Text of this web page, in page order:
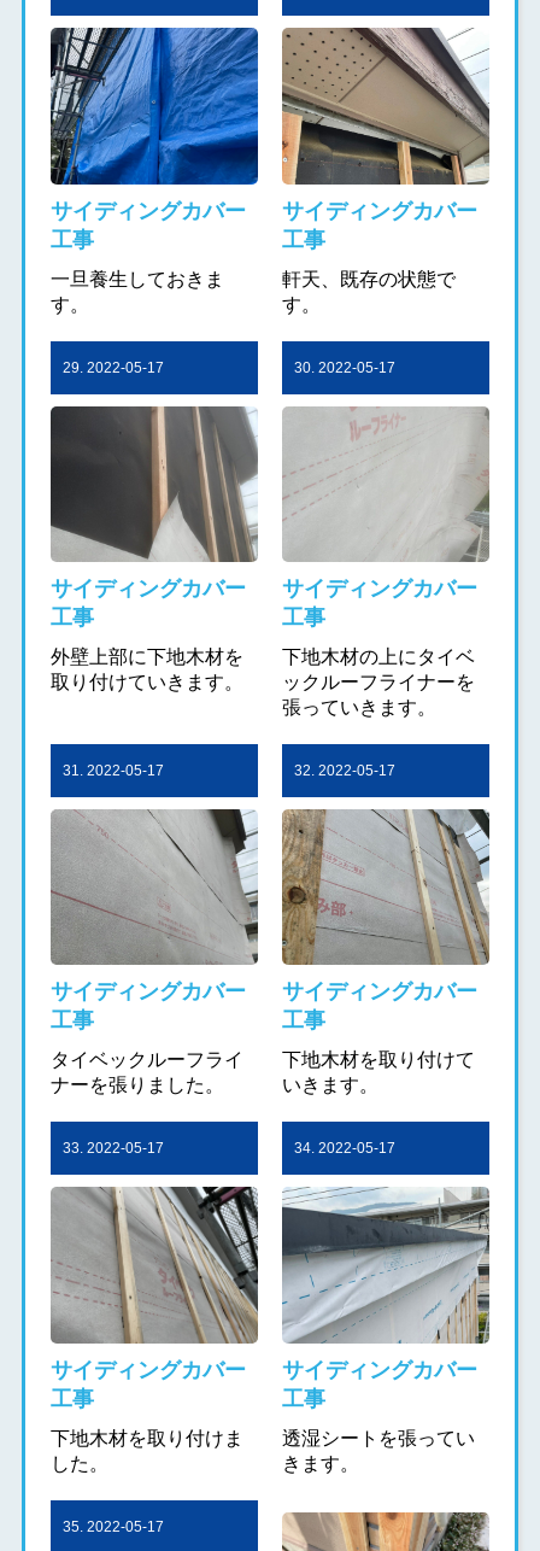
サイディングカバー
工事
一旦養生しておきま
す。
サイディングカバー
工事
軒天、既存の状態で
す。
29. 2022-05-17
サイディングカバー
工事
外壁上部に下地木材を
取り付けていきます。
30. 2022-05-17
サイディングカバー
工事
下地木材の上にタイベ
ックルーフライナーを
張っていきます。
31. 2022-05-17
サイディングカバー
工事
タイベックルーフライ
ナーを張りました。
32. 2022-05-17
サイディングカバー
工事
下地木材を取り付けて
いきます。
33. 2022-05-17
サイディングカバー
工事
下地木材を取り付けま
した。
34. 2022-05-17
サイディングカバー
工事
透湿シートを張ってい
きます。
35. 2022-05-17